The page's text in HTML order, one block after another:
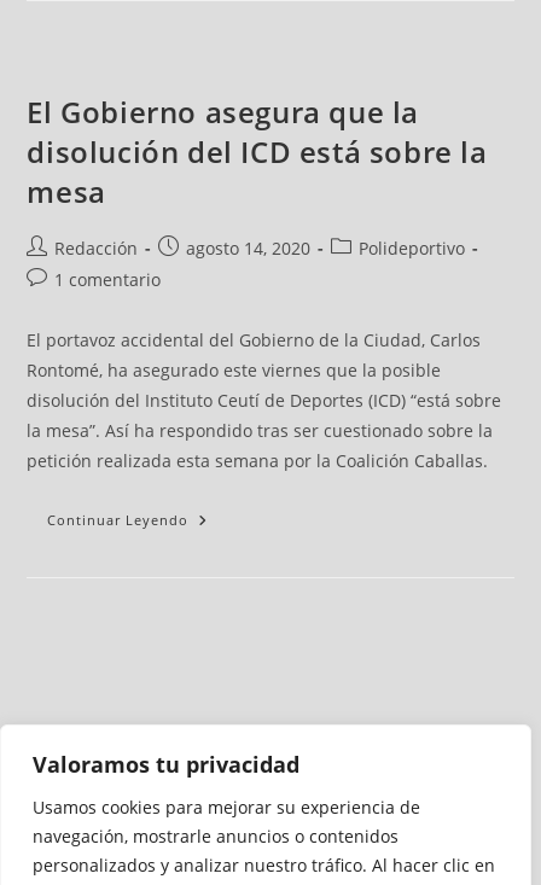
Valoramos tu privacidad
Usamos cookies para mejorar su experiencia de
navegación, mostrarle anuncios o contenidos
personalizados y analizar nuestro tráfico. Al hacer clic en
El Gobierno asegura que la
disolución del ICD está sobre la
mesa
Redacción agosto 14, 2020
Polideportivo
1 comentario
El portavoz accidental del Gobierno de la Ciudad, Carlos
Rontomé, ha asegurado este viernes que la posible
disolución del Instituto Ceutí de Deportes (ICD) “está sobre
la mesa”. Así ha respondido tras ser cuestionado sobre la
petición realizada esta semana por la Coalición Caballas.
Continuar Leyendo
Medio auditado por